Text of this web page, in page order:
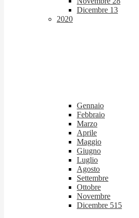
Dicembre 13
2020
Gennaio
Febbraio
Marzo
Aprile
Maggio
Giugno
Luglio
Agosto
Settembre
Ottobre
Novembre
Dicembre 515